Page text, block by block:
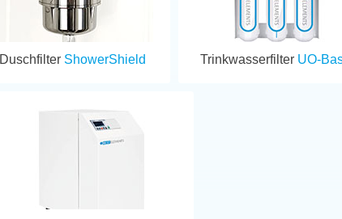
Duschfilter ShowerShield Trinkwasserfilter UO-